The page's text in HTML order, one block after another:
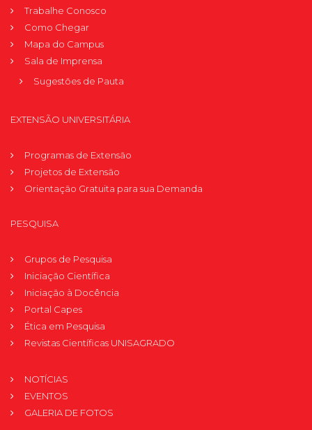
Trabalhe Conosco
Como Chegar
Mapa do Campus
Sala de Imprensa
Sugestões de Pauta
EXTENSÃO UNIVERSITÁRIA
Programas de Extensão
Projetos de Extensão
Orientação Gratuita para sua Demanda
PESQUISA
Grupos de Pesquisa
Iniciação Científica
Iniciação à Docência
Portal Capes
Ética em Pesquisa
Revistas Científicas UNISAGRADO
NOTÍCIAS
EVENTOS
GALERIA DE FOTOS